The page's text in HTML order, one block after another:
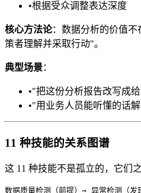
•根据受众调整表达深度
核心方法论：数据分析的价值
策者理解并采取行动"。
典型场景：
•"把这份分析报告改写成
•"用业务人员能听懂的话
11 种技能的关系图谱
这 11 种技能不是孤立的，它们
数据质量检测（前提）→ 异常检测（